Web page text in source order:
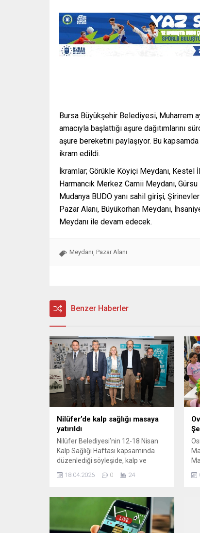
Bursa Büyükşehir Belediyesi, Muharrem
amacıyla başlattığı aşure
aşure bereketini paylaşıyor. Bu
ikram edildi.
İkramlar; Görükle Köyiçi Meydanı, Kestel
Harmancık Merkez Camii Meydanı,
Mudanya BUDO yanı sahil girişi,
Pazar Alanı, Büyükorhan Meydanı,
Meydanı ile devam edecek.
Meydanı, Pazar Alanı
Benzer Haberler
Nilüfer’de kalp sağlığı masaya
yatırıldı
Nilüfer Belediyesi’nin 12-18 Nisan
Kalp Sağlığı Haftası kapsamında
düzenlediği söyleşide, kalp ve
yaşlardan itibaren başlayan yanlış
tetiklendiği vurgulandı. Uzmanlar,
“Kaderimiz genetiğimiz ile yaşam
tarzımız arasındaki yapbozda gizli”
diyerek erken yaşta alınan
18.04.2026 0 24